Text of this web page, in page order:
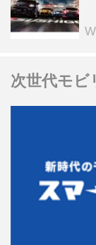
次世代モビ